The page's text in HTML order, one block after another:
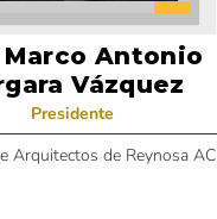
Antonio
Vázquez
Presidente
Arquitectos de Reynosa AC